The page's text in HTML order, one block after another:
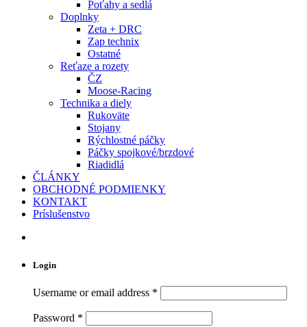
Poťahy a sedlá
Doplnky
Zeta + DRC
Zap technix
Ostatné
Reťaze a rozety
ČZ
Moose-Racing
Technika a diely
Rukoväte
Stojany
Rýchlostné páčky
Páčky spojkové/brzdové
Riadidlá
ČLÁNKY
OBCHODNÉ PODMIENKY
KONTAKT
Príslušenstvo
Login
Username or email address *
Password *